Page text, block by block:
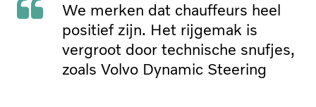
We merken dat chauffeurs heel
positief zijn. Het rijgemak is
vergroot door technische snufjes,
zoals Volvo Dynamic Steering